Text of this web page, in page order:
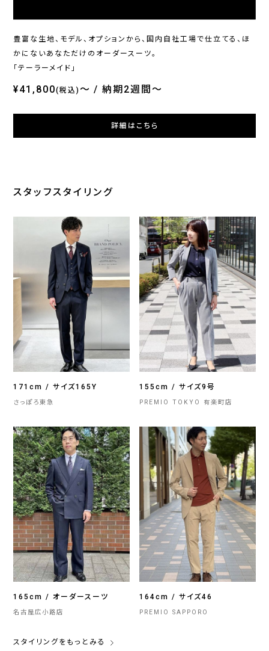
¥20,900 ¥4,290 (税込)
豊富な生地、モデル、オプションから、国内自社工場で仕立てる、ほ
かにないあなただけのオーダースーツ。
「テーラーメイド」
¥41,800(税込)～ 納期2週間～
詳細はこちら
スタッフスタイリング
171cm / サイズ165Y
さっぽろ東急
155cm / サイズ9号
PREMIO TOKYO 有楽町店
165cm / オーダースーツ
名古屋広小路店
164cm / サイズ46
PREMIO SAPPORO
スタイリングをもっとみる